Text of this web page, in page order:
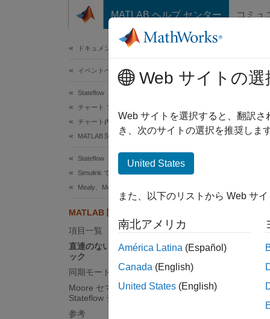
コンテンツへスキップ
MATLAB ヘルプ センター コミュ
ドキュメンテーションのホーム
イベントベース モデリング
Stateflow
チャート プログラミング
チャート内の再利用可能なコンポーネント
MATLAB 関数
Stateflow
Simulink でのシミュレーション
Mealy、Moore および連続時間のチャート
MATLAB 関数での永続変数の初期化
項目一覧
直達のない MATLAB Function ブロ
ック
同期モードの State Control ブロック
Moore セマンティクスを実装する
Stateflow チャート
参考
このペ
"永続
ード
永続
Web サイトの選
Web サイトを選択すると、翻訳
き、次のサイトの選択を推奨しま
United States
また、以下のリストから Web サ
南北アメリカ
América Latina (Español)
Canada (English)
United States (English)